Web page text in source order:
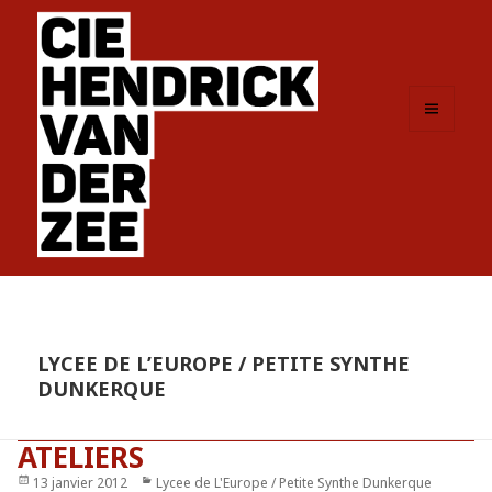
LYCEE DE L’EUROPE / PETITE SYNTHE
DUNKERQUE
ATELIERS
Publié
13 janvier 2012 Catégories
Lycee de L'Europe / Petite Synthe Dunkerque